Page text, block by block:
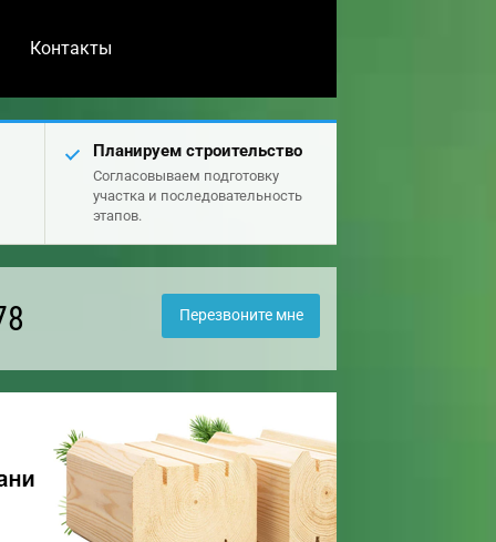
Контакты
Планируем строительство
Согласовываем подготовку
участка и последовательность
этапов.
Перезвоните мне